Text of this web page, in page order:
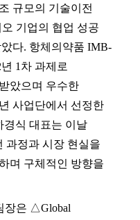
조 규모의 기술이전
기업의 협업 성공
다. 항체의약품 IMB-
년 1 차 과제로
았으며 우수한
년 사업단에서 선정한
경식 대표는 이날
과정과 시장 현실을
며 구체적인 방향을
장은 △Global